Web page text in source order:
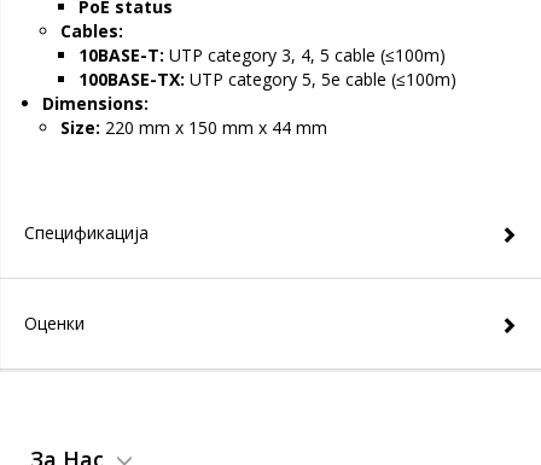
PoE status
Cables:
10BASE-T: UTP category 3, 4, 5 cable (≤100m)
100BASE-TX: UTP category 5, 5e cable (≤100m)
Dimensions:
Size: 220 mm x 150 mm x 44 mm
Спецификација
Оценки
За Нас